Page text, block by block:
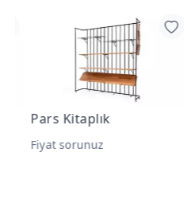
Pars Kitaplık
Fiyat sorunuz